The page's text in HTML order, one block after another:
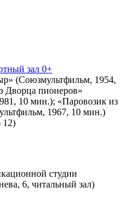
зал 0+
(Союзмультфильм, 1954,
Дворца пионеров»
10 мин.); «Паровозик из
1967, 10 мин.)
12)
студии
6, читальный зал)